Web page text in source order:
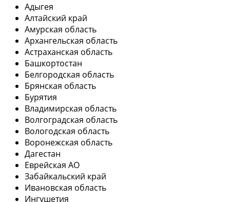
Адыгея
Алтайский край
Амурская область
Архангельская область
Астраханская область
Башкортостан
Белгородская область
Брянская область
Бурятия
Владимирская область
Волгоградская область
Вологодская область
Воронежская область
Дагестан
Еврейская АО
Забайкальский край
Ивановская область
Ингушетия